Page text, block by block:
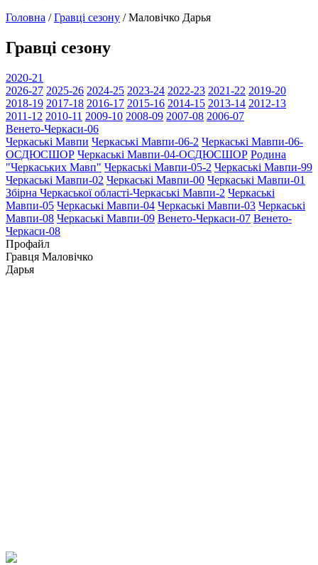
Головна /Гравці сезону /Маловічко Дарья
Гравці сезону
2020-21
2026-27 2025-26 2024-25 2023-24 2022-23 2021-22 2019-20
2018-19 2017-18 2016-17 2015-16 2014-15 2013-14 2012-13
2011-12 2010-11 2009-10 2008-09 2007-08 2006-07
Венето-Черкаси-06
Черкаські Мавпи Черкаські Мавпи-06-2 Черкаські Мавпи-06-
ОСДЮСШОР Черкаські Мавпи-04-ОСДЮСШОР Родина
"Черкаcьких Мавп" Черкаські Мавпи-05-2 Черкаські Мавпи-99
Черкаські Мавпи-02 Черкаські Мавпи-00 Черкаські Мавпи-01
Збірна Черкаської області-Черкаські Мавпи-2 Черкаські
Мавпи-05 Черкаські Мавпи-04 Черкаські Мавпи-03 Черкаські
Мавпи-08 Черкаські Мавпи-09 Венето-Черкаси-07 Венето-
Черкаси-08
Профайл
Гравця Маловічко
Дарья